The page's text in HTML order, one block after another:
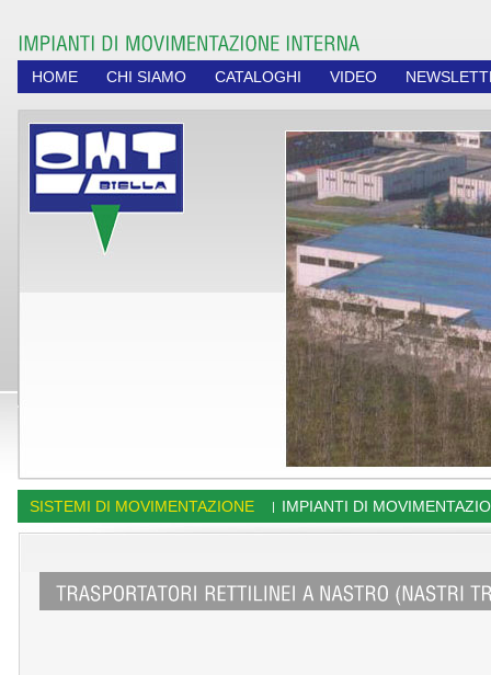
HOME CHI SIAMO CATALOGHI VIDEO
SISTEMI DI MOVIMENTAZIONE | IMPIANTI DI